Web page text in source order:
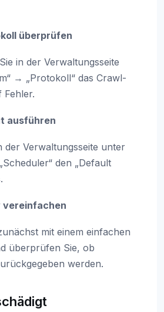
überprüfen
in der Verwaltungsseite
→ „Protokoll“ das Crawl-
Fehler.
ausführen
der Verwaltungsseite unter
den „Default
vereinfachen
mit einem einfachen
überprüfen Sie, ob
werden.